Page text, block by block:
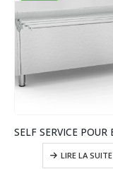
LIRE LA SUITE